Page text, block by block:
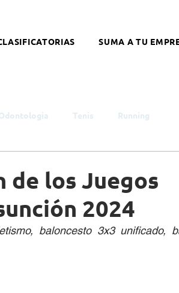
SUMA A TU
Tenis Running
Síndrome de Down
de los Juegos
2024
baloncesto 3x3 unificado,